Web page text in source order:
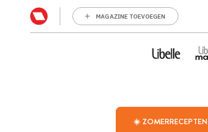
MAGAZINE TOEVOEGEN
☀️ ZOMERRECEPTEN